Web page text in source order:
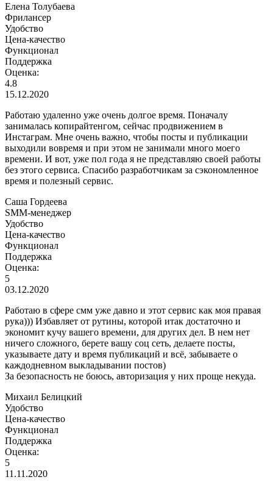
Елена Толубаева
Фрилансер
Удобство
Цена-качество
Функционал
Поддержка
Оценка:
4.8
15.12.2020
Работаю удаленно уже очень долгое время. Поначалу
занималась копирайтенгом, сейчас продвижением в
Инстаграм. Мне очень важно, чтобы посты и публикации
выходили вовремя и при этом не занимали много моего
времени. И вот, уже пол года я не представляю своей работы
без этого сервиса. Спасибо разработчикам за сэкономленное
время и полезный сервис.
Саша Гордеева
SMM-менеджер
Удобство
Цена-качество
Функционал
Поддержка
Оценка:
5
03.12.2020
Работаю в сфере смм уже давно и этот сервис как моя правая
рука))) Избавляет от рутины, которой итак достаточно и
экономит кучу вашего времени, для других дел. В нем нет
ничего сложного, берете вашу соц сеть, делаете посты,
указываете дату и время публикаций и всё, забываете о
каждодневном выкладывании постов)
За безопасность не боюсь, авторизация у них проще некуда.
Михаил Белицкий
Удобство
Цена-качество
Функционал
Поддержка
Оценка:
5
11.11.2020